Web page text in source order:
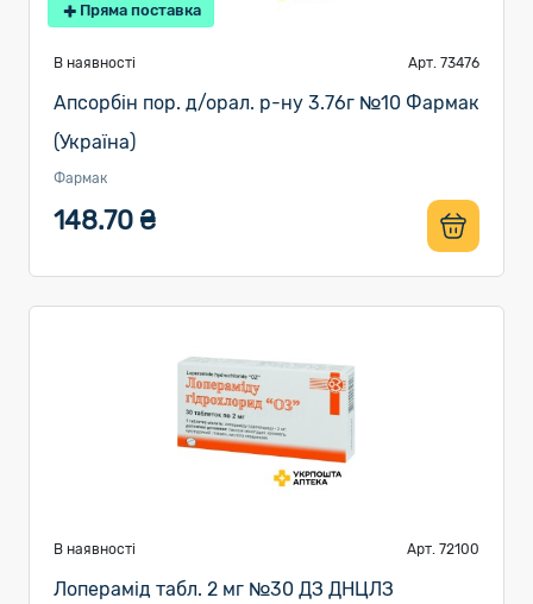
Пряма поставка
В наявності Арт. 73476
Апсорбін пор. д/орал. р-ну 3.76г №10 Фармак
(Україна)
Фармак
148.70 ₴
В наявності Арт. 72100
Лоперамід табл. 2 мг №30 ДЗ ДНЦЛЗ